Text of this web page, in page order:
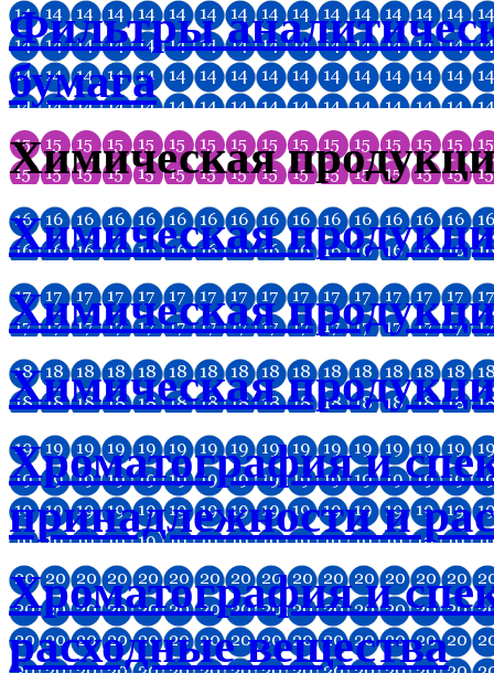
Фильтры
бумага
Химическая
Химическая
Химическая
Химическая
Хроматография и
принадлежности и
Хроматография и
расходные вещества